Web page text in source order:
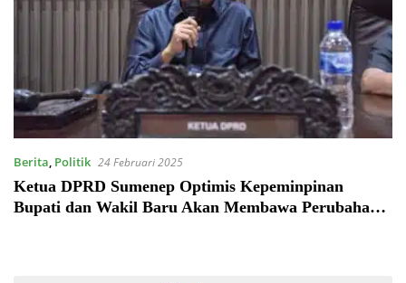
Berita, Politik 24 Februari 2025
Ketua DPRD Sumenep Optimis Kepeminpinan
Bupati dan Wakil Baru Akan Membawa Perubahan